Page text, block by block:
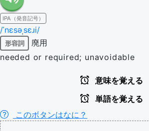
IPA（発音記号）
/ˈnɛsəˌsɛɹi/
形容詞
廃用
needed or required; unavoidable
意味を覚える
単語を覚える
このボタンはなに？